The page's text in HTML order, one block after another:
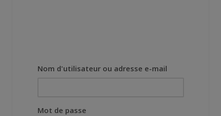
Nom d'utilisateur ou adresse e-mail
Mot de passe